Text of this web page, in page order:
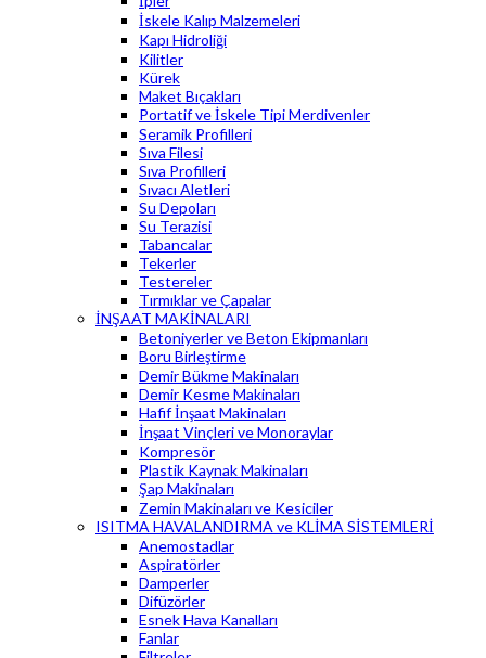
İskele Kalıp Malzemeleri
Kapı Hidroliği
Kilitler
Kürek
Maket Bıçakları
Portatif ve İskele Tipi Merdivenler
Seramik Profilleri
Sıva Filesi
Sıva Profilleri
Sıvacı Aletleri
Su Depoları
Su Terazisi
Tabancalar
Tekerler
Testereler
Tırmıklar ve Çapalar
İNŞAAT MAKİNALARI
Betoniyerler ve Beton Ekipmanları
Boru Birleştirme
Demir Bükme Makinaları
Demir Kesme Makinaları
Hafif İnşaat Makinaları
İnşaat Vinçleri ve Monoraylar
Kompresör
Plastik Kaynak Makinaları
Şap Makinaları
Zemin Makinaları ve Kesiciler
ISITMA HAVALANDIRMA ve KLİMA SİSTEMLERİ
Anemostadlar
Aspiratörler
Damperler
Difüzörler
Esnek Hava Kanalları
Fanlar